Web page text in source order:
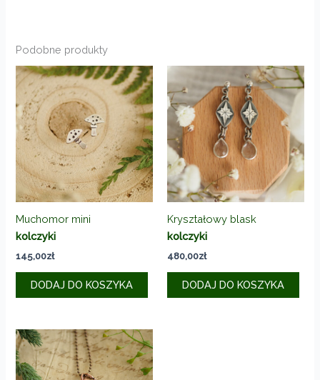
Podobne produkty
Muchomor mini
kolczyki
145,00zł
DODAJ DO KOSZYKA
Kryształowy blask
kolczyki
480,00zł
DODAJ DO KOSZYKA